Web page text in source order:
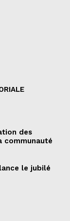
des
communauté
le jubilé